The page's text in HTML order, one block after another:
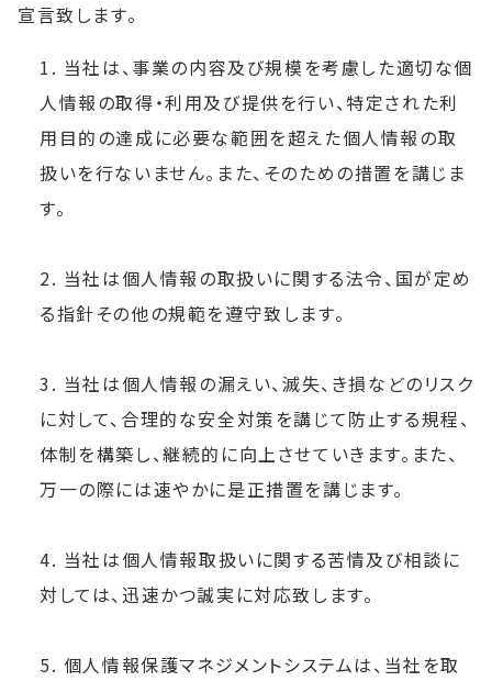
宣言致します。
1. 当社は、事業の内容及び規模を考慮した適切な個
人情報の取得・利用及び提供を行い、特定された利
用目的の達成に必要な範囲を超えた個人情報の取
扱いを行ないません。また、そのための措置を講じま
す。
2. 当社は個人情報の取扱いに関する法令、国が定め
る指針その他の規範を遵守致します。
3. 当社は個人情報の漏えい、滅失、き損などのリスク
に対して、合理的な安全対策を講じて防止する規程、
体制を構築し、継続的に向上させていきます。また、
万一の際には速やかに是正措置を講じます。
4. 当社は個人情報取扱いに関する苦情及び相談に
対しては、迅速かつ誠実に対応致します。
5. 個人情報保護マネジメントシステムは、当社を取